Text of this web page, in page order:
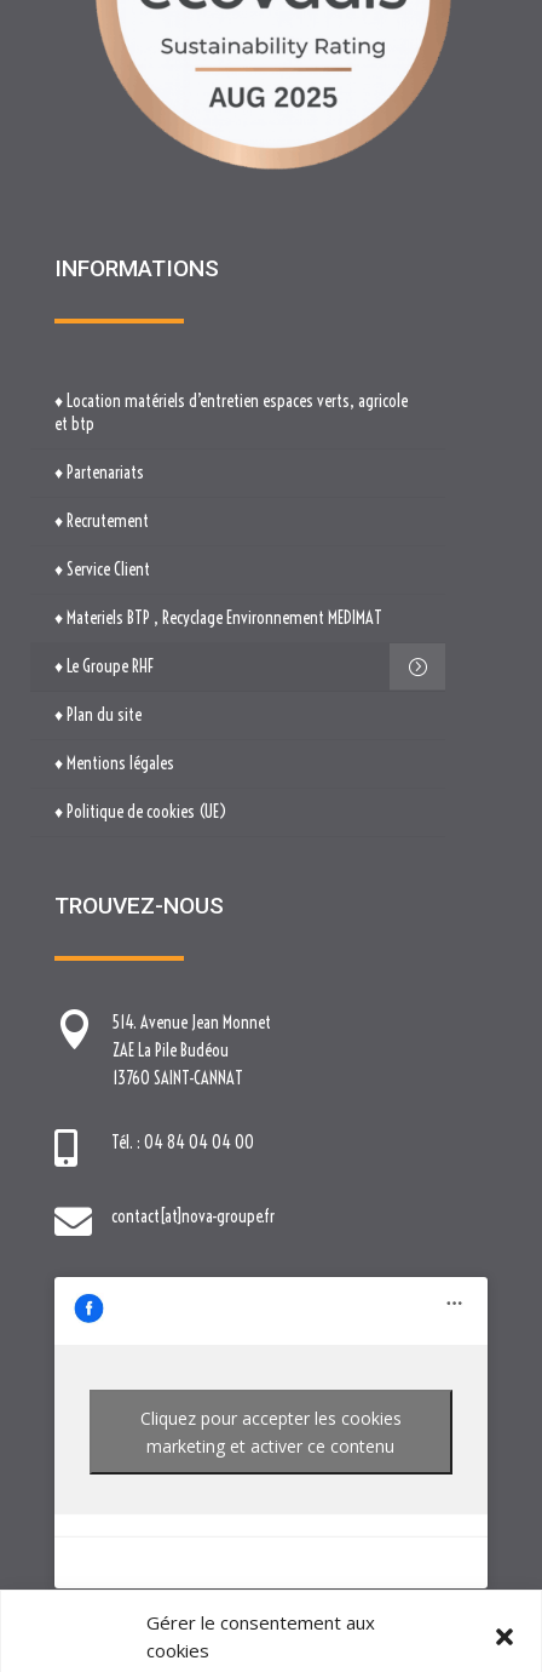
Gérer le consentement aux
cookies
INFORMATIONS
♦ Materiels BTP , Recyclage Environnement MEDIMAT
♦ Le Groupe RHF
♦ Plan du site
♦ Mentions légales
♦ Politique de cookies (UE)
TROUVEZ-NOUS
13760 SAINT-CANNAT
 Tél. : 04 84 04 04 00
 contact[at]nova-groupe.fr